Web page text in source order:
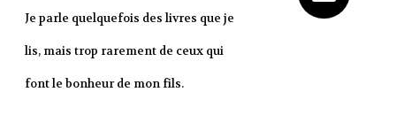
Je parle quelquefois des livres que je
lis, mais trop rarement de ceux qui
font le bonheur de mon fils.